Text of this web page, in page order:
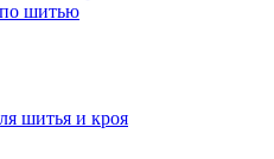
шитью
шитья и кроя